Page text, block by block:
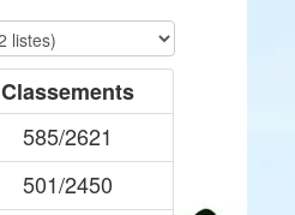
Classements
585/2621
501/2450